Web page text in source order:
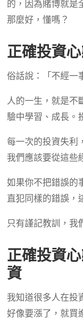
的，因為賭博就是
那麼好，懂嗎？
正確投資
俗話說：「不經一
人的一生，就是不
驗中學習、成長。
每一次的投資失利
我們應該要從這些
如果你不把錯誤的
直犯同樣的錯誤，
只有謹記教訓，我
正確投資
資
我知道很多人在投
好像要漲了，就買